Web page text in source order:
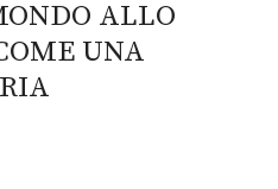
ALLO
UNA